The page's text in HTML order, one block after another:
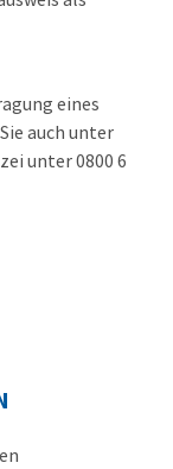
eines
auch unter
unter 0800 6